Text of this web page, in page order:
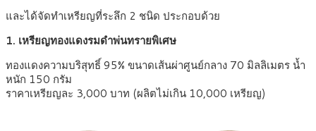
และได้จัดทำเหรียญที่ระลึก 2 ชนิด ประกอบด้วย
1. เหรียญทองแดงรมดำพ่นทรายพิเศษ
ทองแดงความบริสุทธิ์ 95% ขนาดเส้นผ่าศูนย์กลาง 70 มิลลิเมตร น้ำ
หนัก 150 กรัม
ราคาเหรียญละ 3,000 บาท (ผลิตไม่เกิน 10,000 เหรียญ)